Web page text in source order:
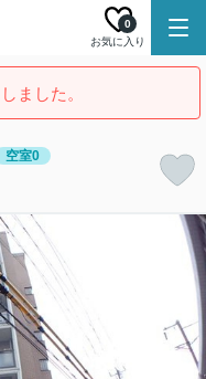
お気に入り
0
ました。
空室0